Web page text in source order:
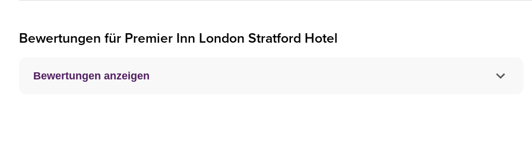
Bewertungen für Premier Inn London Stratford Hotel
Bewertungen anzeigen